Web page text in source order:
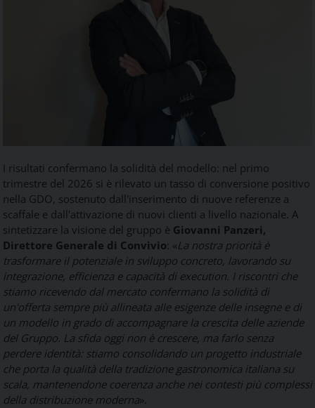
I risultati confermano la solidità del modello: nel primo
trimestre del 2026 si è rilevato un tasso di conversione positivo
nella GDO, sostenuto dall'inserimento di nuove referenze a
scaffale e dall'attivazione di nuovi clienti a livello nazionale. A
sintetizzare la visione del gruppo è Giovanni Panzeri,
Direttore Generale di Convivio: «La nostra priorità è
trasformare il potenziale in sviluppo concreto, lavorando su
integrazione, efficienza e capacità di execution. I riscontri che
stiamo ricevendo dal mercato confermano la solidità di
un'offerta sempre più allineata alle esigenze delle insegne e di
un modello in grado di accompagnare la crescita delle aziende
del Gruppo. La sfida oggi non è crescere, ma farlo senza
perdere identità: stiamo consolidando un progetto industriale
che porta la qualità della tradizione gastronomica italiana su
scala, mantenendone coerenza anche nei contesti più complessi
della distribuzione moderna».